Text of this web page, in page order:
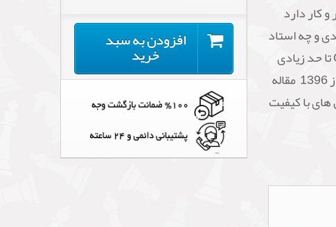
کار دارد
و چه استاد
بزرگ. Opening Encyclopaedia 2023 تا حد زیادی
جامع ترین کار تئوری شطرنج است: بیش از 1396 مقاله
با کیفیت
افزودن به سبد
خرید